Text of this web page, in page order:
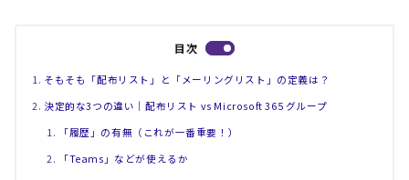
目次
そもそも「配布リスト」と「メーリングリスト」の定義は？
決定的な3つの違い｜配布リスト vs Microsoft 365 グループ
「履歴」の有無（これが一番重要！）
「Teams」などが使えるか